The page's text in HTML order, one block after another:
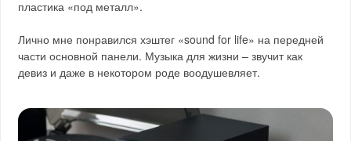
пластика «под металл».
Лично мне понравился хэштег «sound for life» на передней
части основной панели. Музыка для жизни – звучит как
девиз и даже в некотором роде воодушевляет.